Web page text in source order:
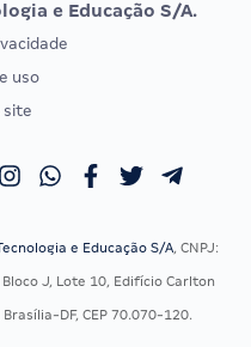
Vunesp
EXAME DE ORDEM
Calendário OAB
e Educação S/A.
uso
site
e Educação S/A, CNPJ:
J, Lote 10, Edifício Carlton
DF, CEP 70.070-120.